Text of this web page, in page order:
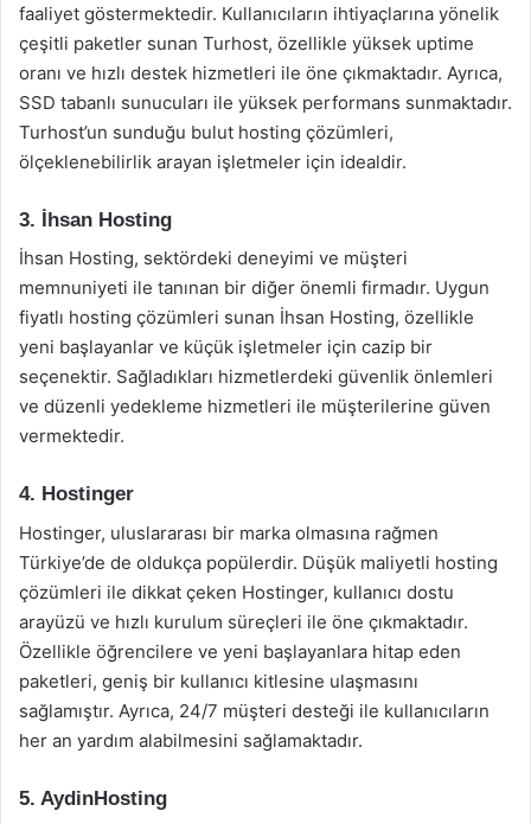
faaliyet göstermektedir. Kullanıcıların ihtiyaçlarına yönelik
çeşitli paketler sunan Turhost, özellikle yüksek uptime
oranı ve hızlı destek hizmetleri ile öne çıkmaktadır. Ayrıca,
SSD tabanlı sunucuları ile yüksek performans sunmaktadır.
Turhost’un sunduğu bulut hosting çözümleri,
ölçeklenebilirlik arayan işletmeler için idealdir.
3. İhsan Hosting
İhsan Hosting, sektördeki deneyimi ve müşteri
memnuniyeti ile tanınan bir diğer önemli firmadır. Uygun
fiyatlı hosting çözümleri sunan İhsan Hosting, özellikle
yeni başlayanlar ve küçük işletmeler için cazip bir
seçenektir. Sağladıkları hizmetlerdeki güvenlik önlemleri
ve düzenli yedekleme hizmetleri ile müşterilerine güven
vermektedir.
4. Hostinger
Hostinger, uluslararası bir marka olmasına rağmen
Türkiye’de de oldukça popülerdir. Düşük maliyetli hosting
çözümleri ile dikkat çeken Hostinger, kullanıcı dostu
arayüzü ve hızlı kurulum süreçleri ile öne çıkmaktadır.
Özellikle öğrencilere ve yeni başlayanlara hitap eden
paketleri, geniş bir kullanıcı kitlesine ulaşmasını
sağlamıştır. Ayrıca, 24/7 müşteri desteği ile kullanıcıların
her an yardım alabilmesini sağlamaktadır.
5. AydinHosting